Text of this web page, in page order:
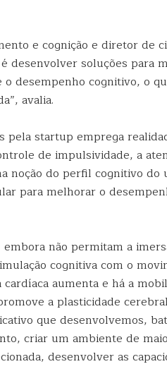
e cognição e diretor de
desenvolver soluções para
o desempenho cognitivo, o
avalia.
pela startup emprega
de impulsividade, a
noção do perfil cognitivo do
para melhorar o
não permitam a
cognitiva com o
aumenta e há a
a plasticidade
que desenvolvemos,
criar um ambiente de
desenvolver as